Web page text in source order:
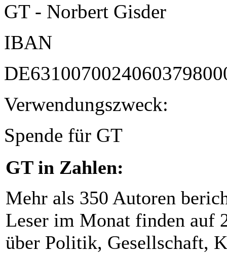
GT - Norbert Gisder
IBAN
Verwendungszweck:
Spende für GT
GT in Zahlen:
Mehr als 350 Autoren
Leser im Monat finden auf
über Politik, Gesellschaft,